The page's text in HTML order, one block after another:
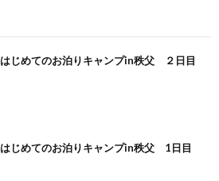
めてのお泊りキャンプin秩父 ２日目
じめてのお泊りキャンプin秩父 1日目